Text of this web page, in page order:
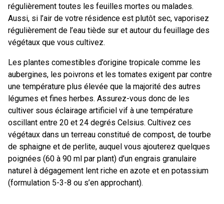
régulièrement toutes les feuilles mortes ou malades.
Aussi, si l’air de votre résidence est plutôt sec, vaporisez
régulièrement de l’eau tiède sur et autour du feuillage des
végétaux que vous cultivez.
Les plantes comestibles d’origine tropicale comme les
aubergines, les poivrons et les tomates exigent par contre
une température plus élevée que la majorité des autres
légumes et fines herbes. Assurez-vous donc de les
cultiver sous éclairage artificiel vif à une température
oscillant entre 20 et 24 degrés Celsius. Cultivez ces
végétaux dans un terreau constitué de compost, de tourbe
de sphaigne et de perlite, auquel vous ajouterez quelques
poignées (60 à 90 ml par plant) d’un engrais granulaire
naturel à dégagement lent riche en azote et en potassium
(formulation 5-3-8 ou s’en approchant).